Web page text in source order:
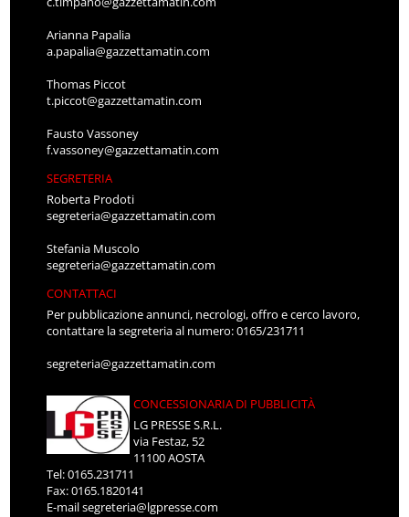
Arianna Papalia
a.papalia@gazzettamatin.com
Thomas Piccot
t.piccot@gazzettamatin.com
Fausto Vassoney
f.vassoney@gazzettamatin.com
SEGRETERIA
Roberta Prodoti
segreteria@gazzettamatin.com
Stefania Muscolo
segreteria@gazzettamatin.com
CONTATTACI
Per pubblicazione annunci, necrologi, offro e cerco lavoro,
contattare la segreteria al numero: 0165/231711
segreteria@gazzettamatin.com
CONCESSIONARIA DI PUBBLICITÀ
LG PRESSE S.R.L.
via Festaz, 52
11100 AOSTA
Tel: 0165.231711
Fax: 0165.1820141
E-mailsegreteria@lgpresse.com